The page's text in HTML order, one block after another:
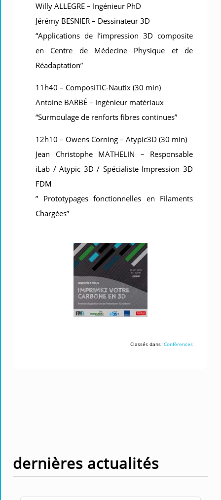
Willy ALLEGRE – Ingénieur PhD
Jérémy BESNIER – Dessinateur 3D
“Applications de l’impression 3D composite
en Centre de Médecine Physique et de
Réadaptation”
11h40 – ComposiTIC-Nautix (30 min)
Antoine BARBÉ – Ingénieur matériaux
“Surmoulage de renforts fibres continues”
12h10 – Owens Corning – Atypic3D (30 min)
Jean Christophe MATHELIN – Responsable
iLab / Atypic 3D / Spécialiste Impression 3D
FDM
” Prototypages fonctionnelles en Filaments
Chargées”
Classés dans :Conférences
dernières actualités